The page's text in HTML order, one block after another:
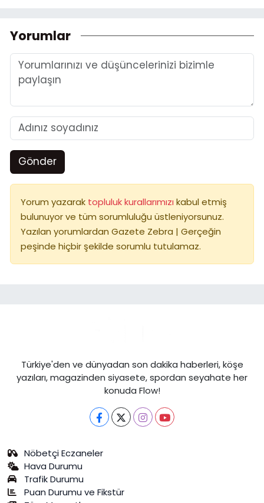
Yorumlar
Gönder
Yorum yazarak topluluk kurallarımızı kabul etmiş
bulunuyor ve tüm sorumluluğu üstleniyorsunuz.
Yazılan yorumlardan Gazete Zebra | Gerçeğin
peşinde hiçbir şekilde sorumlu tutulamaz.
Türkiye'den ve dünyadan son dakika haberleri, köşe
yazıları, magazinden siyasete, spordan seyahate her
konuda Flow!
Nöbetçi Eczaneler
Hava Durumu
Trafik Durumu
Puan Durumu ve Fikstür